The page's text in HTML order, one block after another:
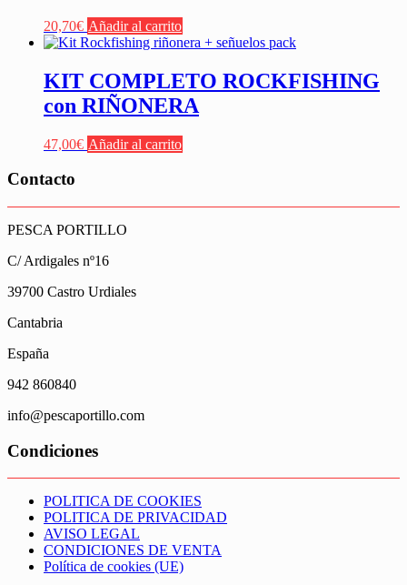
20,70€ Añadir al carrito
KIT COMPLETO ROCKFISHING
con RIÑONERA
47,00€ Añadir al carrito
Contacto
PESCA PORTILLO
C/ Ardigales nº16
39700 Castro Urdiales
Cantabria
España
942 860840
info@pescaportillo.com
Condiciones
POLITICA DE COOKIES
POLITICA DE PRIVACIDAD
AVISO LEGAL
CONDICIONES DE VENTA
Política de cookies (UE)